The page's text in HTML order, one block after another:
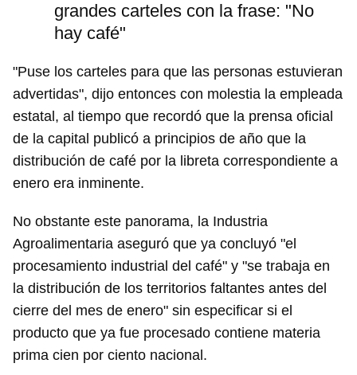
grandes carteles con la frase: "No
hay café"
"Puse los carteles para que las personas estuvieran
advertidas", dijo entonces con molestia la empleada
estatal, al tiempo que recordó que la prensa oficial
de la capital publicó a principios de año que la
distribución de café por la libreta correspondiente a
enero era inminente.
No obstante este panorama, la Industria
Agroalimentaria aseguró que ya concluyó "el
procesamiento industrial del café" y "se trabaja en
la distribución de los territorios faltantes antes del
cierre del mes de enero" sin especificar si el
producto que ya fue procesado contiene materia
prima cien por ciento nacional.